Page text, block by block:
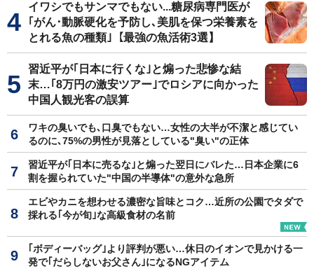
イワシでもサンマでもない...糖尿病専門医が
｢がん･動脈硬化を予防し､美肌を保つ栄養素を
とれる魚の種類｣【最強の魚活術3選】
習近平が｢日本に行くな｣と煽った悲惨な結
末…｢8万円の激安ツアー｣でロシアに向かった
中国人観光客の誤算
ワキの臭いでも､口臭でもない…女性の大半が不潔と感じてい
るのに､75%の男性が見落としている"臭い"の正体
習近平が｢日本に売るな｣と煽った翌日にバレた…日本企業に6
割を握られていた"中国の半導体"の意外な急所
エビやカニを想わせる濃密な旨味とコク…近所の公園でタダで
採れる｢今が旬｣な高級食材の名前
｢ボディーバッグ｣より評判が悪い…休日のイオンで見かける一
発で｢だらしないお父さん｣になるNGアイテム